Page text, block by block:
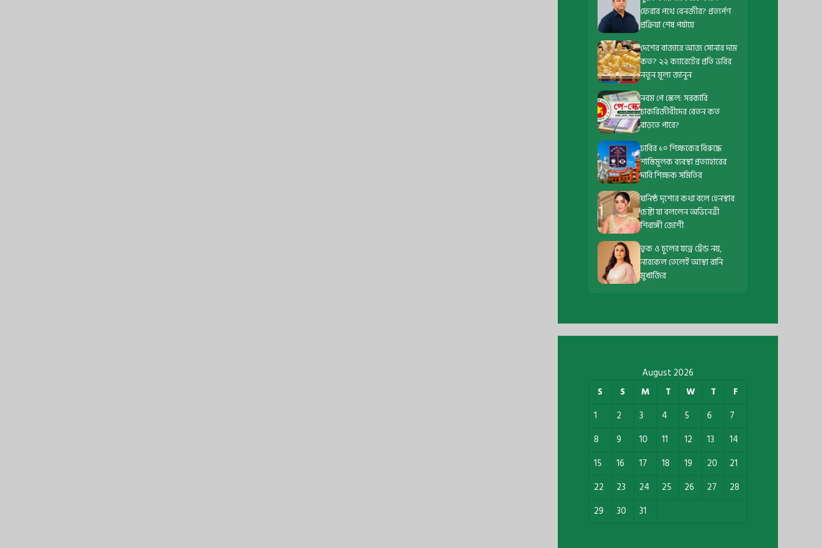
ফেরার পথে বেনজীর? প্রত্যর্পণ
প্রক্রিয়া শেষ পর্যায়ে
দেশের বাজারে আজ সোনার দাম
কত? ২২ ক্যারেটের প্রতি ভরির
নতুন মূল্য জানুন
নবম পে স্কেল: সরকারি
চাকরিজীবীদের বেতন কত
বাড়তে পারে?
ঢাবির ১০ শিক্ষকের বিরুদ্ধে
শাস্তিমূলক ব্যবস্থা প্রত্যাহারের
দাবি শিক্ষক সমিতির
ঘনিষ্ঠ দৃশ্যের কথা বলে হেনস্থার
চেষ্টা যা বললেন অভিনেত্রী
শিবাঙ্গী জোশী
ত্বক ও চুলের যত্নে ট্রেন্ড নয়,
নারকেল তেলেই আস্থা রানি
মুখার্জির
August 2026
S
S M T W T
F
1
2 3 4 5 6
7
8
9 10 11 12 13
14
15
16 17 18 19 20
21
22
23 24 25 26 27
28
29
30 31